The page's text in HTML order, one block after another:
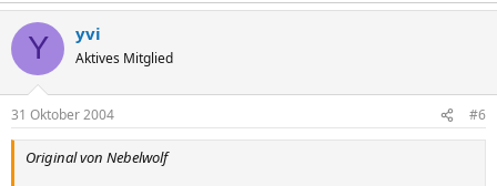
Y yvi
Aktives Mitglied
31 Oktober 2004 #6
Original von Nebelwolf